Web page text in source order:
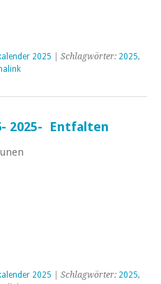
2025 | Schlagwörter: 2025,
2025- Entfalten
2025 | Schlagwörter: 2025,